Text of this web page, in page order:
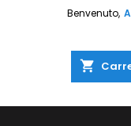
Benvenuto,
shopping_cart